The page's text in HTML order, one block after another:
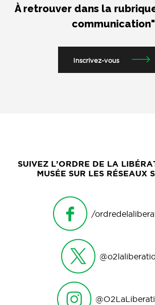
À retrouver dans la
communication"
Inscrivez-vous
SUIVEZ L’ORDRE DE LA
MUSÉE SUR LES RÉSEAUX
/